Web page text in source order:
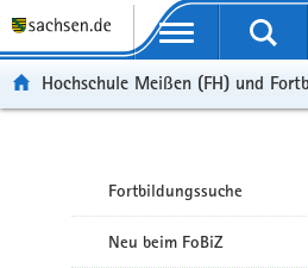
Portalübergreifende Navigation
Hochschule Meißen (FH) und
Fortbildungssuche
Neu beim FoBiZ